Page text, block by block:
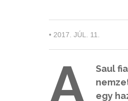
• 2017. JÚL. 11.
A
Saul
egy